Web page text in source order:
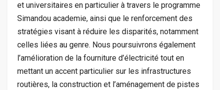
et universitaires en particulier à travers le programme
Simandou academie, ainsi que le renforcement des
stratégies visant à réduire les disparités, notamment
celles liées au genre. Nous poursuivrons également
l’amélioration de la fourniture d’électricité tout en
mettant un accent particulier sur les infrastructures
routières, la construction et l’aménagement de pistes